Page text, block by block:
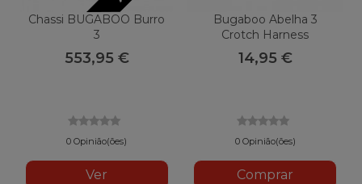
Chassi BUGABOO Burro
3
553,95 €
0 Opinião(ões)
Ver
Bugaboo Abelha 3
Crotch Harness
14,95 €
0 Opinião(ões)
Comprar